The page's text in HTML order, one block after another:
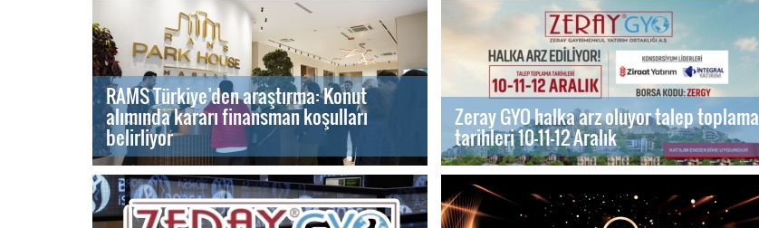
RAMS Türkiye’den araştırma: Konut
alımında kararı finansman koşulları
belirliyor
Zeray GYO halka arz oluyor talep toplama
tarihleri 10-11-12 Aralık